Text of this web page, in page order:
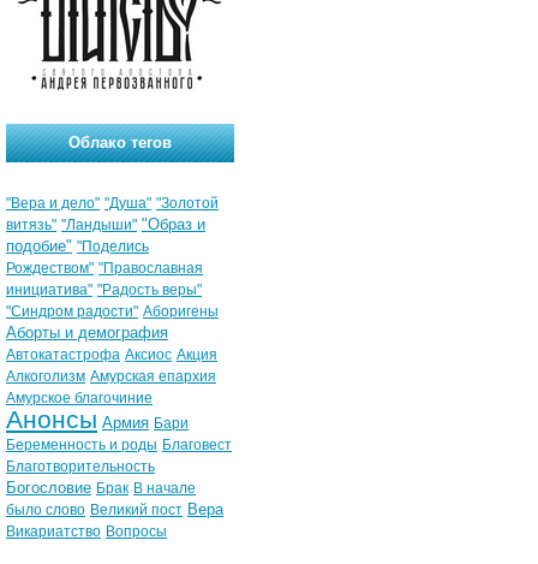
Облако тегов
"Вера и дело" "Душа" "Золотой
витязь" "Ландыши" "Образ и
подобие" "Поделись
Рождеством" "Православная
инициатива" "Радость веры"
"Синдром радости" Аборигены
Аборты и демография
Автокатастрофа Аксиос Акция
Алкоголизм Амурская епархия
Амурское благочиние
Анонсы Армия Бари
Беременность и роды Благовест
Благотворительность
Богословие Брак В начале
было слово Великий пост Вера
Викариатство Вопросы